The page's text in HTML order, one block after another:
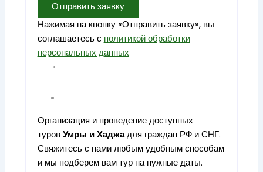
Отправить заявку
Нажимая на кнопку «Отправить заявку», вы
соглашаетесь с политикой обработки
персональных данных
Организация и проведение доступных
туров Умры и Хаджадля граждан РФ и СНГ.
Свяжитесь с нами любым удобным способам
и мы подберем вам тур на нужные даты.